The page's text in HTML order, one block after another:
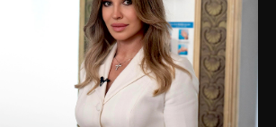
Блог
Подписаться на рассылку
новостей
Услуги
БАДы